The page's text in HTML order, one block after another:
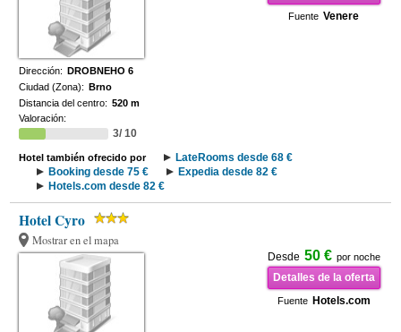
Fuente Venere
Dirección: DROBNEHO 6
Ciudad (Zona): Brno
Distancia del centro: 520 m
Valoración:
3/ 10
Hotel también ofrecido por
LateRooms desde 68 €
Booking desde 75 €
Expedia desde 82 €
Hotels.com desde 82 €
Hotel Cyro
Mostrar en el mapa
Desde 50 € por noche
Detalles de la oferta
Fuente Hotels.com